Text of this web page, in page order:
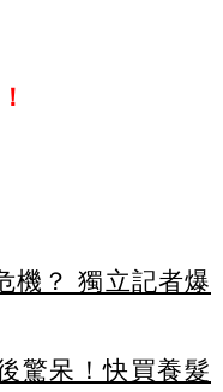
機？ 獨立記者爆
驚呆！快買養髮